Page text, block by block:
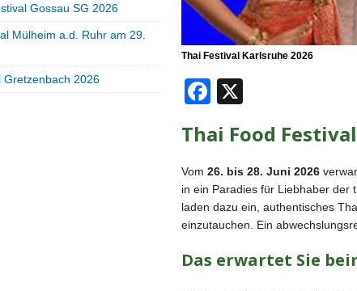
Thai Festival Karlsruhe 2026
F
c
e
b
o
k
Thai Food
Vom 26. bis 28. Juni 2026
in ein Paradies für Liebhaber der
laden dazu ein, authentisches
einzutauchen. Ein
Das erwartet Sie
Gossau SG 2026
Mülheim a.d. Ruhr am 29.
Gretzenbach 2026